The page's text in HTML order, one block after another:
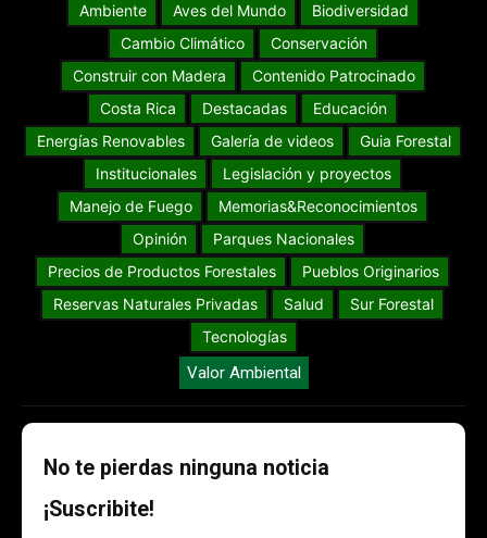
Ambiente
Aves del Mundo
Biodiversidad
Cambio Climático
Conservación
Construir con Madera
Contenido Patrocinado
Costa Rica
Destacadas
Educación
Energías Renovables
Galería de videos
Guia Forestal
Institucionales
Legislación y proyectos
Manejo de Fuego
Memorias&Reconocimientos
Opinión
Parques Nacionales
Precios de Productos Forestales
Pueblos Originarios
Reservas Naturales Privadas
Salud
Sur Forestal
Tecnologías
Valor Ambiental
No te pierdas ninguna noticia
¡Suscribite!